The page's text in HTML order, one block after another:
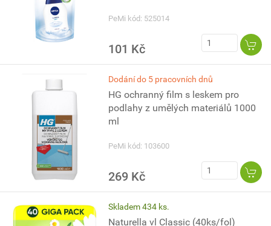
PeMi kód: 525014
101 Kč
Dodání do 5 pracovních dnů
HG ochranný film s leskem pro
podlahy z umělých materiálů 1000
ml
PeMi kód: 103600
269 Kč
Skladem 434 ks.
Naturella vl Classic (40ks/fol)